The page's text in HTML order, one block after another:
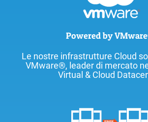
Powered by
Le nostre infrastrutture Cloud
VMware®, leader di mercato
Virtual & Cloud